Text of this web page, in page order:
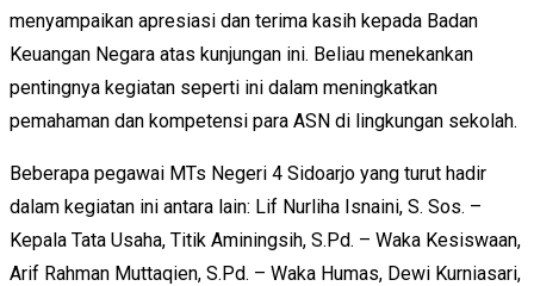
menyampaikan apresiasi dan terima kasih kepada Badan
Keuangan Negara atas kunjungan ini. Beliau menekankan
pentingnya kegiatan seperti ini dalam meningkatkan
pemahaman dan kompetensi para ASN di lingkungan sekolah.
Beberapa pegawai MTs Negeri 4 Sidoarjo yang turut hadir
dalam kegiatan ini antara lain: Lif Nurliha Isnaini, S. Sos. –
Kepala Tata Usaha, Titik Aminingsih, S.Pd. – Waka Kesiswaan,
Arif Rahman Muttaqien, S.Pd. – Waka Humas, Dewi Kurniasari,